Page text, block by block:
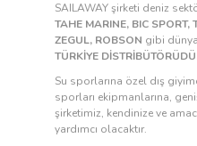
SAILAWAY şirketi deniz
TAHE MARINE, BIC SPORT,
ZEGUL, ROBSON gibi
TÜRKİYE
Su sporlarına özel dış
sporları ekipmanlarına,
şirketimiz, kendinize ve
yardımcı olacaktır.